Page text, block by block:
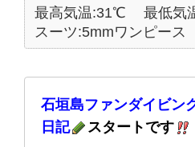
最高気温:31℃
最低気
スーツ:5mmワンピース
石垣島ファンダイビン
日記
スタートです